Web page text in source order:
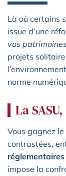
Là où certains
issue d’une
vos
projets
norme
La
Vous gagnez
contrastées,
impose la